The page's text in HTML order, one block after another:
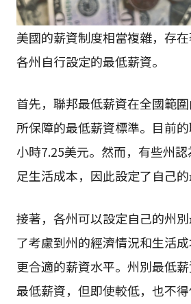
美國的薪資制度相當複雜，存
各州自行設定的最低薪資。
首先，聯邦最低薪資在全國範
所保障的最低薪資標準。目前
小時7.25美元。然而，有些州
足生活成本，因此設定了自己的
接著，各州可以設定自己的州
了考慮到州的經濟情況和生活
更合適的薪資水平。州別最低
最低薪資，但即使較低，也不